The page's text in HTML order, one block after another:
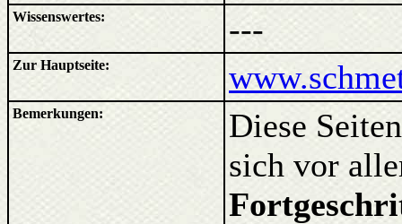
Wissenswertes: ---
Zur Hauptseite:
Bemerkungen:
Diese
sich vor